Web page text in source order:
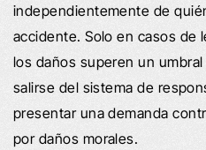
independientemente de
accidente. Solo en casos de
los daños superen un
salirse del sistema de
presentar una demanda
por daños morales.